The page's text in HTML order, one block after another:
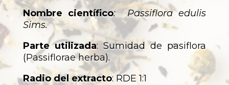
Nombre científico: Passiflora edulis
Sims.
Parte utilizada: Sumidad de pasiflora
(Passiflorae herba).
Radio del extracto: RDE 1:1